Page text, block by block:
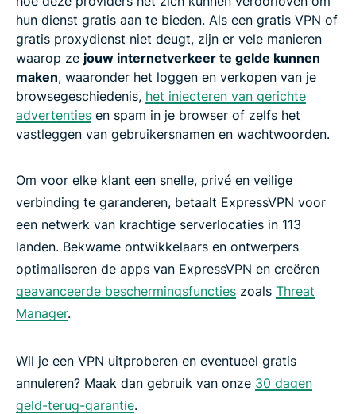
hun dienst gratis aan te bieden. Als een gratis VPN of
gratis proxydienst niet deugt, zijn er vele manieren
waarop ze jouw internetverkeer te gelde kunnen
maken, waaronder het loggen en verkopen van je
browsegeschiedenis, het injecteren van gerichte
advertenties en spam in je browser of zelfs het
vastleggen van gebruikersnamen en wachtwoorden.
Om voor elke klant een snelle, privé en veilige
verbinding te garanderen, betaalt ExpressVPN voor
een netwerk van krachtige serverlocaties in 113
landen. Bekwame ontwikkelaars en ontwerpers
optimaliseren de apps van ExpressVPN en creëren
geavanceerde beschermingsfuncties zoals Threat
Manager.
Wil je een VPN uitproberen en eventueel gratis
annuleren? Maak dan gebruik van onze 30 dagen
geld-terug-garantie.